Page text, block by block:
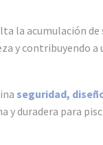
la acumulación de
y contribuyendo a
seguridad,
y duradera para